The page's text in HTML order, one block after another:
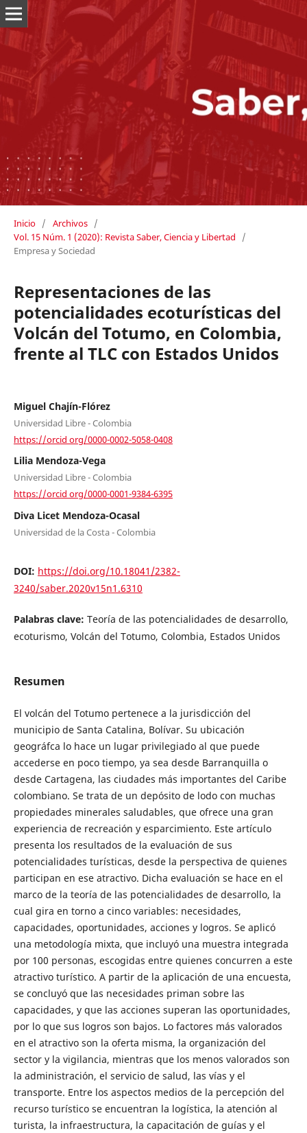
Inicio / Archivos /
Vol. 15 Núm. 1 (2020): Revista Saber, Ciencia y Libertad
/
Empresa y Sociedad
Representaciones de las
potencialidades ecoturísticas del
Volcán del Totumo, en Colombia,
frente al TLC con Estados Unidos
Miguel Chajín-Flórez
Universidad Libre - Colombia
https://orcid org/0000-0002-5058-0408
Lilia Mendoza-Vega
Universidad Libre - Colombia
https://orcid org/0000-0001-9384-6395
Diva Licet Mendoza-Ocasal
Universidad de la Costa - Colombia
DOI: https://doi.org/10.18041/2382-
3240/saber.2020v15n1.6310
Palabras clave: Teoría de las potencialidades de desarrollo,
ecoturismo, Volcán del Totumo, Colombia, Estados Unidos
Resumen
El volcán del Totumo pertenece a la jurisdicción del
municipio de Santa Catalina, Bolívar. Su ubicación
geográfca lo hace un lugar privilegiado al que puede
accederse en poco tiempo, ya sea desde Barranquilla o
desde Cartagena, las ciudades más importantes del Caribe
colombiano. Se trata de un depósito de lodo con muchas
propiedades minerales saludables, que ofrece una gran
experiencia de recreación y esparcimiento. Este artículo
presenta los resultados de la evaluación de sus
potencialidades turísticas, desde la perspectiva de quienes
participan en ese atractivo. Dicha evaluación se hace en el
marco de la teoría de las potencialidades de desarrollo, la
cual gira en torno a cinco variables: necesidades,
capacidades, oportunidades, acciones y logros. Se aplicó
una metodología mixta, que incluyó una muestra integrada
por 100 personas, escogidas entre quienes concurren a este
atractivo turístico. A partir de la aplicación de una encuesta,
se concluyó que las necesidades priman sobre las
capacidades, y que las acciones superan las oportunidades,
por lo que sus logros son bajos. Lo factores más valorados
en el atractivo son la oferta misma, la organización del
sector y la vigilancia, mientras que los menos valorados son
la administración, el servicio de salud, las vías y el
transporte. Entre los aspectos medios de la percepción del
recurso turístico se encuentran la logística, la atención al
turista, la infraestructura, la capacitación de guías y el